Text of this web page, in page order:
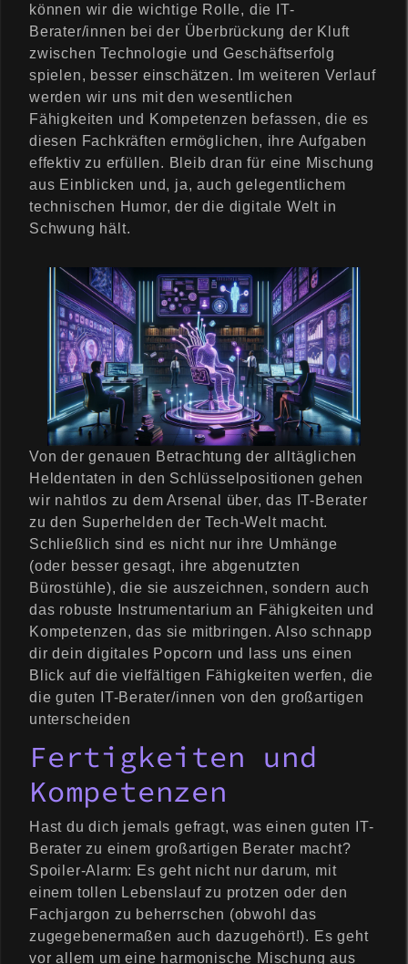
können wir die wichtige Rolle, die IT-
Berater/innen bei der Überbrückung der Kluft
zwischen Technologie und Geschäftserfolg
spielen, besser einschätzen. Im weiteren Verlauf
werden wir uns mit den wesentlichen
Fähigkeiten und Kompetenzen befassen, die es
diesen Fachkräften ermöglichen, ihre Aufgaben
effektiv zu erfüllen. Bleib dran für eine Mischung
aus Einblicken und, ja, auch gelegentlichem
technischen Humor, der die digitale Welt in
Schwung hält.
Von der genauen Betrachtung der alltäglichen
Heldentaten in den Schlüsselpositionen gehen
wir nahtlos zu dem Arsenal über, das IT-Berater
zu den Superhelden der Tech-Welt macht.
Schließlich sind es nicht nur ihre Umhänge
(oder besser gesagt, ihre abgenutzten
Bürostühle), die sie auszeichnen, sondern auch
das robuste Instrumentarium an Fähigkeiten und
Kompetenzen, das sie mitbringen. Also schnapp
dir dein digitales Popcorn und lass uns einen
Blick auf die vielfältigen Fähigkeiten werfen, die
die guten IT-Berater/innen von den großartigen
unterscheiden
Fertigkeiten und
Kompetenzen
Hast du dich jemals gefragt, was einen guten IT-
Berater zu einem großartigen Berater macht?
Spoiler-Alarm: Es geht nicht nur darum, mit
einem tollen Lebenslauf zu protzen oder den
Fachjargon zu beherrschen (obwohl das
zugegebenermaßen auch dazugehört!). Es geht
vor allem um eine harmonische Mischung aus